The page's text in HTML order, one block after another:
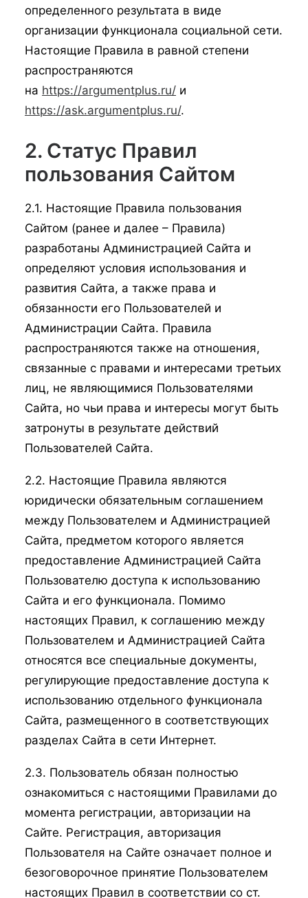
определенного результата в виде
организации функционала социальной сети.
Настоящие Правила в равной степени
распространяются
на https://argumentplus.ru/ и
https://ask.argumentplus.ru/.
2. Статус Правил
пользования Сайтом
2.1. Настоящие Правила пользования
Сайтом (ранее и далее – Правила)
разработаны Администрацией Сайта и
определяют условия использования и
развития Сайта, а также права и
обязанности его Пользователей и
Администрации Сайта. Правила
распространяются также на отношения,
связанные с правами и интересами третьих
лиц, не являющимися Пользователями
Сайта, но чьи права и интересы могут быть
затронуты в результате действий
Пользователей Сайта.
2.2. Настоящие Правила являются
юридически обязательным соглашением
между Пользователем и Администрацией
Сайта, предметом которого является
предоставление Администрацией Сайта
Пользователю доступа к использованию
Сайта и его функционала. Помимо
настоящих Правил, к соглашению между
Пользователем и Администрацией Сайта
относятся все специальные документы,
регулирующие предоставление доступа к
использованию отдельного функционала
Сайта, размещенного в соответствующих
разделах Сайта в сети Интернет.
2.3. Пользователь обязан полностью
ознакомиться с настоящими Правилами до
момента регистрации, авторизации на
Сайте. Регистрация, авторизация
Пользователя на Сайте означает полное и
безоговорочное принятие Пользователем
настоящих Правил в соответствии со ст.